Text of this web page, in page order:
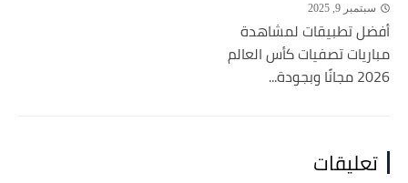
سبتمبر 9, 2025
أفضل تطبيقات لمشاهدة
مباريات تصفيات كأس العالم
2026 مجانًا وبجودة...
تعليقات